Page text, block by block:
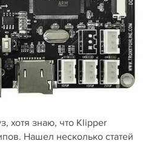
хотя знаю, что Klipper
Нашел несколько статей